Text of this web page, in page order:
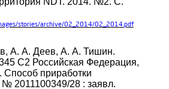
stories/archive/02_2014/02_2014.pdf
А. А. Деев, А. А. Тишин.
C2 Российская Федерация,
приработки
2011100349/28 : заявл.